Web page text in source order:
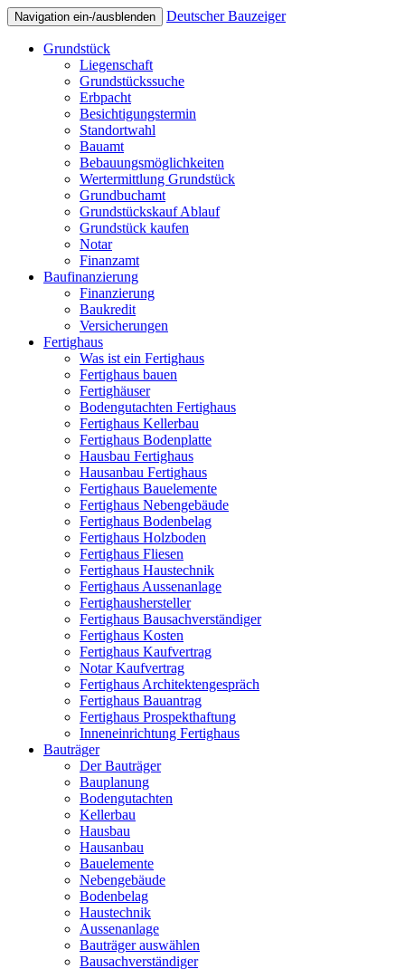
Navigation ein-/ausblenden Deutscher Bauzeiger
Grundstück
Liegenschaft
Grundstückssuche
Erbpacht
Besichtigungstermin
Standortwahl
Bauamt
Bebauungsmöglichkeiten
Wertermittlung Grundstück
Grundbuchamt
Grundstückskauf Ablauf
Grundstück kaufen
Notar
Finanzamt
Baufinanzierung
Finanzierung
Baukredit
Versicherungen
Fertighaus
Was ist ein Fertighaus
Fertighaus bauen
Fertighäuser
Bodengutachten Fertighaus
Fertighaus Kellerbau
Fertighaus Bodenplatte
Hausbau Fertighaus
Hausanbau Fertighaus
Fertighaus Bauelemente
Fertighaus Nebengebäude
Fertighaus Bodenbelag
Fertighaus Holzboden
Fertighaus Fliesen
Fertighaus Haustechnik
Fertighaus Aussenanlage
Fertighaushersteller
Fertighaus Bausachverständiger
Fertighaus Kosten
Fertighaus Kaufvertrag
Notar Kaufvertrag
Fertighaus Architektengespräch
Fertighaus Bauantrag
Fertighaus Prospekthaftung
Inneneinrichtung Fertighaus
Bauträger
Der Bauträger
Bauplanung
Bodengutachten
Kellerbau
Hausbau
Hausanbau
Bauelemente
Nebengebäude
Bodenbelag
Haustechnik
Aussenanlage
Bauträger auswählen
Bausachverständiger